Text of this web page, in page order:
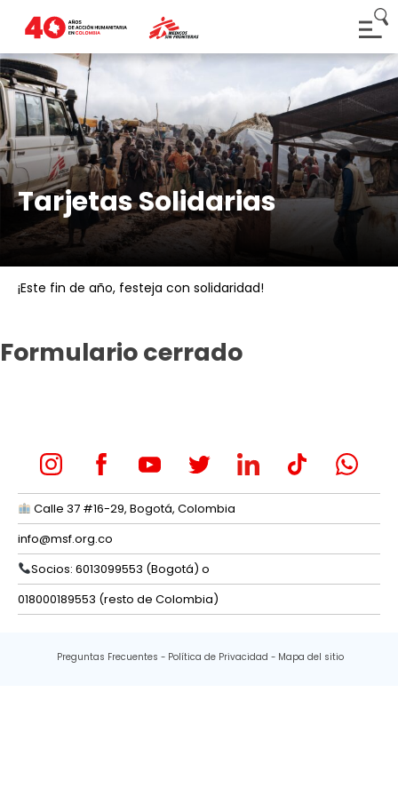
Tarjetas Solidarias
¡Este fin de año, festeja con solidaridad!
Formulario cerrado
Calle 37 #16-29, Bogotá, Colombia
info@msf.org.co
Socios: 6013099553 (Bogotá) o
018000189553 (resto de Colombia)
Preguntas Frecuentes Política de Privacidad Mapa del sitio